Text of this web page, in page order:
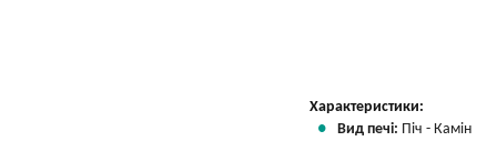
Характеристики:
Вид печі: Піч - Камін